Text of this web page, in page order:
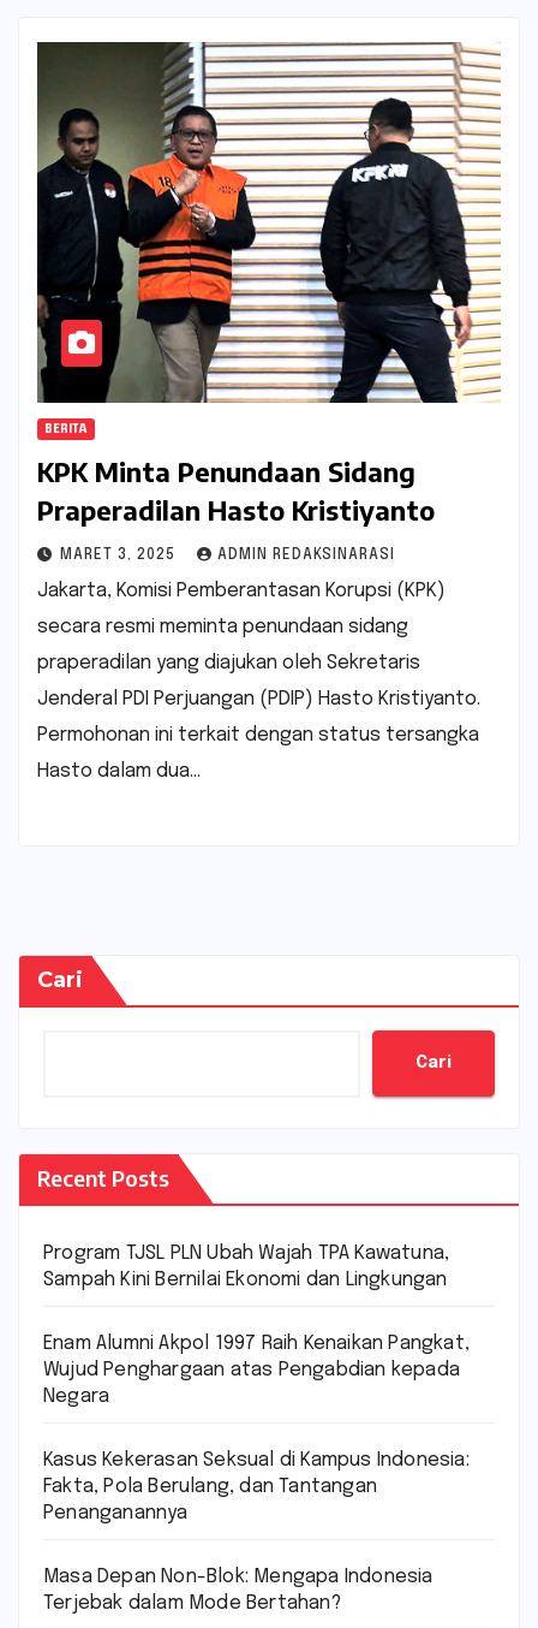
BERITA
KPK Minta Penundaan Sidang
Praperadilan Hasto Kristiyanto
MARET 3, 2025 ADMIN REDAKSINARASI
Jakarta, Komisi Pemberantasan Korupsi (KPK)
secara resmi meminta penundaan sidang
praperadilan yang diajukan oleh Sekretaris
Jenderal PDI Perjuangan (PDIP) Hasto Kristiyanto.
Permohonan ini terkait dengan status tersangka
Hasto dalam dua…
Cari
Cari
Recent Posts
Program TJSL PLN Ubah Wajah TPA Kawatuna,
Sampah Kini Bernilai Ekonomi dan Lingkungan
Enam Alumni Akpol 1997 Raih Kenaikan Pangkat,
Wujud Penghargaan atas Pengabdian kepada
Negara
Kasus Kekerasan Seksual di Kampus Indonesia:
Fakta, Pola Berulang, dan Tantangan
Penanganannya
Masa Depan Non-Blok: Mengapa Indonesia
Terjebak dalam Mode Bertahan?